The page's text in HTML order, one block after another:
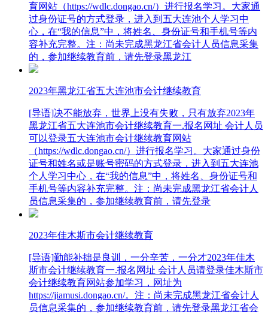
育网站（https://wdlc.dongao.cn/）进行报名学习。大家通
过身份证号的方式登录，进入到五大连池个人学习中
心，在“我的信息”中，将姓名、身份证号和手机号等内
容补充完整。注：尚未完成黑龙江省会计人员信息采集
的，参加继续教育前，请先登录黑龙江
2023年黑龙江省五大连池市会计继续教育
[导语]决不能放弃，世界上没有失败，只有放弃2023年
黑龙江省五大连池市会计继续教育一.报名网址 会计人员
可以登录五大连池市会计继续教育网站
（https://wdlc.dongao.cn/）进行报名学习。大家通过身份
证号和姓名或是账号密码的方式登录，进入到五大连池
个人学习中心，在“我的信息”中，将姓名、身份证号和
手机号等内容补充完整。注：尚未完成黑龙江省会计人
员信息采集的，参加继续教育前，请先登录
2023年佳木斯市会计继续教育
[导语]勤能补拙是良训，一分辛苦，一分才2023年佳木
斯市会计继续教育一.报名网址 会计人员请登录佳木斯市
会计继续教育网站参加学习，网址为
https://jiamusi.dongao.cn/。注：尚未完成黑龙江省会计人
员信息采集的，参加继续教育前，请先登录黑龙江省会